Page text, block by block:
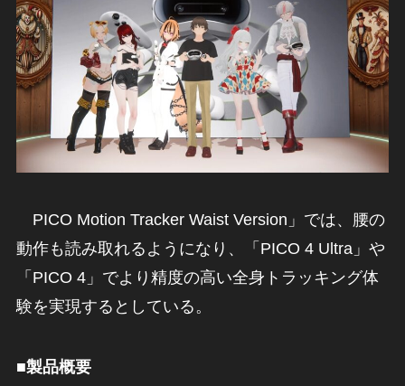
PICO Motion Tracker Waist Version」では、腰の
動作も読み取れるようになり、「PICO 4 Ultra」や
「PICO 4」でより精度の高い全身トラッキング体
験を実現するとしている。
■製品概要